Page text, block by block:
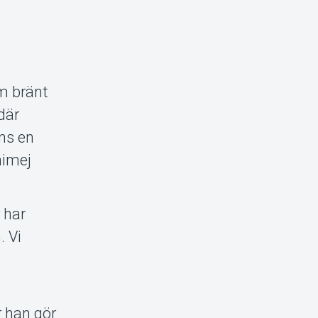
bränt
en
har
Vi
han gör